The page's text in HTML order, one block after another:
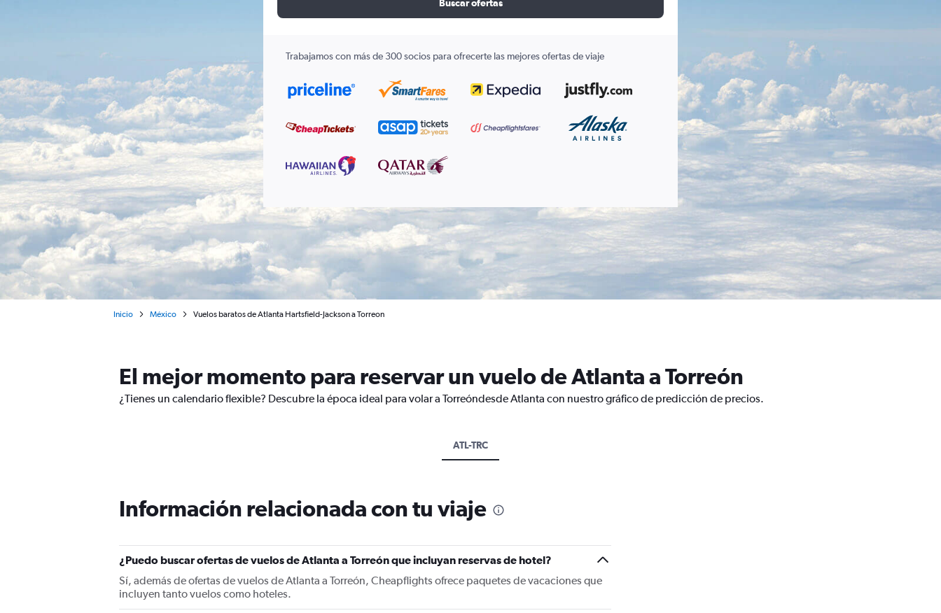
Buscar ofertas
Trabajamos con más de 300 socios para ofrecerte las mejores ofertas de viaje
Inicio México Vuelos baratos de Atlanta Hartsfield-Jackson a Torreon
El mejor momento para reservar un vuelo de Atlanta a Torreón
¿Tienes un calendario flexible? Descubre la época ideal para volar a Torreóndesde Atlanta con nuestro gráfico de predicción de precios.
ATL-TRC
Información relacionada con tu viaje
¿Puedo buscar ofertas de vuelos de Atlanta a Torreón que incluyan reservas de hotel?
Sí, además de ofertas de vuelos de Atlanta a Torreón, Cheapflights ofrece paquetes de vacaciones que
incluyen tanto vuelos como hoteles.